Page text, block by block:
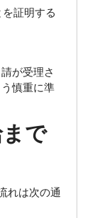
証明する
が受理さ
慎重に準
で
れは次の通